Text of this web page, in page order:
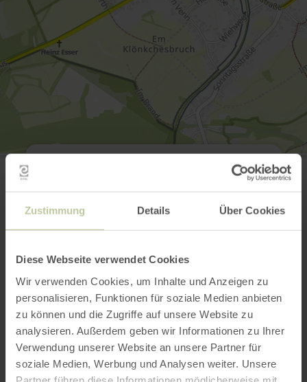
Zustimmung Details Über Cookies
Diese Webseite verwendet Cookies
Wir verwenden Cookies, um Inhalte und Anzeigen zu
personalisieren, Funktionen für soziale Medien anbieten
zu können und die Zugriffe auf unsere Website zu
analysieren. Außerdem geben wir Informationen zu Ihrer
Verwendung unserer Website an unsere Partner für
soziale Medien, Werbung und Analysen weiter. Unsere
Plan your arrival
Show on map
This might also be
interesting